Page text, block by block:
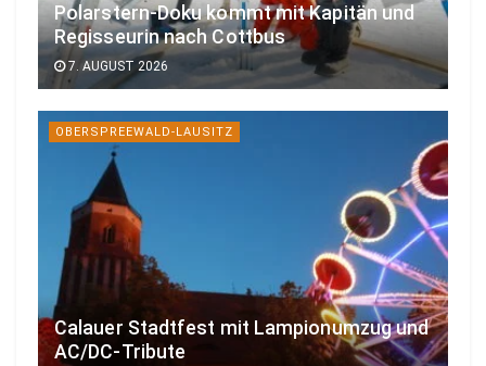
Polarstern-Doku kommt mit Kapitän und
Regisseurin nach Cottbus
7. AUGUST 2026
OBERSPREEWALD-LAUSITZ
Calauer Stadtfest mit Lampionumzug und
AC/DC-Tribute